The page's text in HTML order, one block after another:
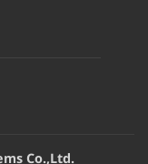
Co.,Ltd.